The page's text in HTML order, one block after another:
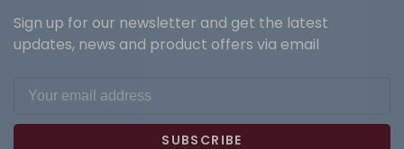
Sign up for our newsletter and get the latest
updates, news and product offers via email
SUBSCRIBE